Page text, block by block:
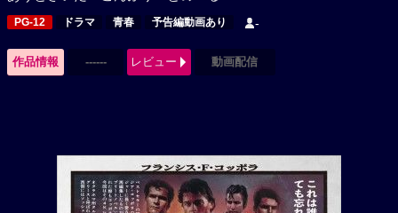
PG-12 ドラマ 青春 予告編動画あり -
作品情報 ------ レビュー 動画配信